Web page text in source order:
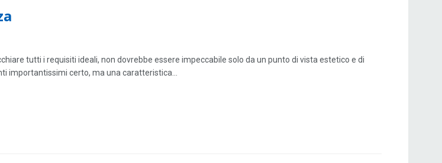
tutti i requisiti ideali, non dovrebbe essere impeccabile solo da un punto di vista estetico e di
importantissimi certo, ma una caratteristica...